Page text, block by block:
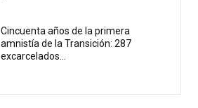
Cincuenta años de la primera
amnistía de la Transición: 287
excarcelados...